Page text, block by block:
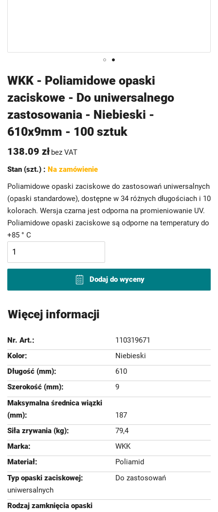
WKK - Poliamidowe opaski
zaciskowe - Do uniwersalnego
zastosowania - Niebieski -
610x9mm - 100 sztuk
138.09 zł bez VAT
Stan (szt.) : Na zamówienie
Poliamidowe opaski zaciskowe do zastosowań uniwersalnych
(opaski standardowe), dostępne w 34 różnych długościach i 10
kolorach. Wersja czarna jest odporna na promieniowanie UV.
Poliamidowe opaski zaciskowe są odporne na temperatury do
+85 ° C
Dodaj do wyceny
na
początek
Więcej informacji
110319671
Niebieski
610
9
187
79,4
WKK
Poliamid
Do zastosowań
uniwersalnych